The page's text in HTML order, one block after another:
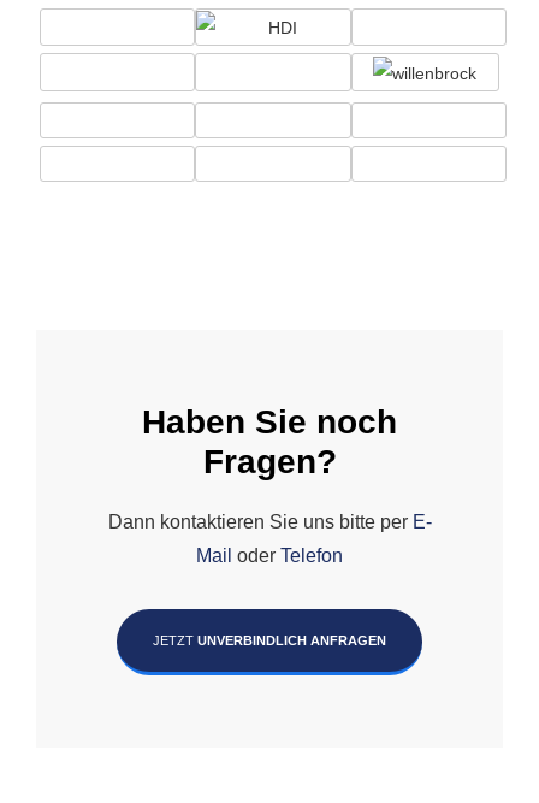
Haben Sie noch
Fragen?
Dann kontaktieren Sie uns bitte per E-
Mail oder Telefon
JETZT UNVERBINDLICH ANFRAGEN